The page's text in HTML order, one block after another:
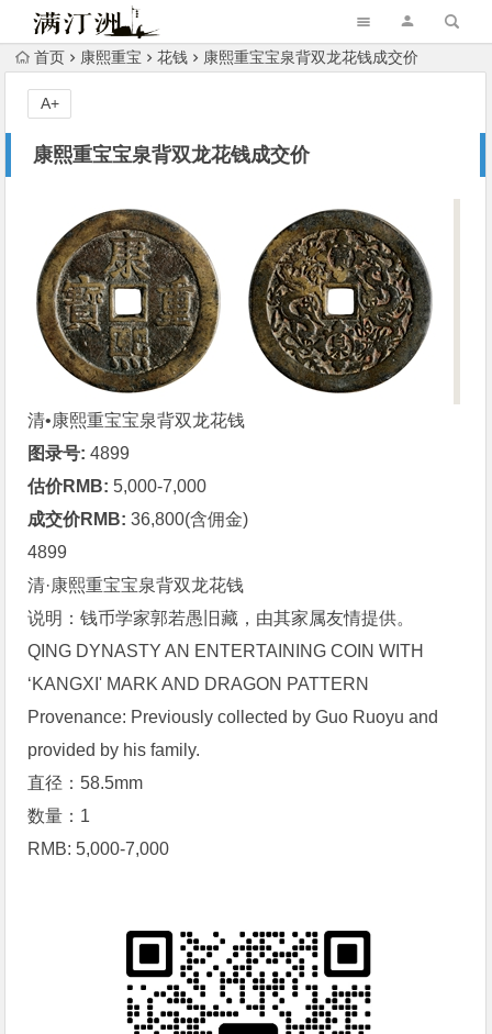
首页 康熙重宝 花钱 康熙重宝宝泉背双龙花钱成交价
康熙重宝宝泉背双龙花钱成交价
A+
清•康熙重宝宝泉背双龙花钱
图录号: 4899
估价RMB: 5,000-7,000
成交价RMB: 36,800(含佣金)
4899
清·康熙重宝宝泉背双龙花钱
说明：钱币学家郭若愚旧藏，由其家属友情提供。
QING DYNASTY AN ENTERTAINING COIN WITH
‘KANGXI' MARK AND DRAGON PATTERN
Provenance: Previously collected by Guo Ruoyu and
provided by his family.
直径：58.5mm
数量：1
RMB: 5,000-7,000